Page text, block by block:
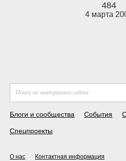
484
4 марта
Блоги и сообщества События
Спецпроекты
О нас Контактная информация